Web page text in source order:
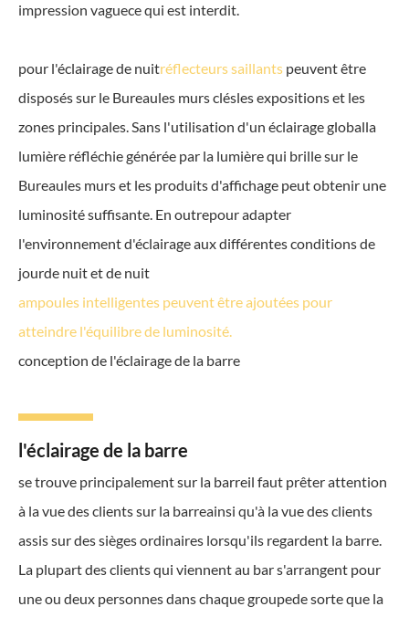
impression vaguece qui est interdit.
pour l'éclairage de nuitréflecteurs saillants peuvent être
disposés sur le Bureaules murs clésles expositions et les
zones principales. Sans l'utilisation d'un éclairage globalla
lumière réfléchie générée par la lumière qui brille sur le
Bureaules murs et les produits d'affichage peut obtenir une
luminosité suffisante. En outrepour adapter
l'environnement d'éclairage aux différentes conditions de
jourde nuit et de nuit
ampoules intelligentes peuvent être ajoutées pour
atteindre l'équilibre de luminosité.
conception de l'éclairage de la barre
l'éclairage de la barre
se trouve principalement sur la barreil faut prêter attention
à la vue des clients sur la barreainsi qu'à la vue des clients
assis sur des sièges ordinaires lorsqu'ils regardent la barre.
La plupart des clients qui viennent au bar s'arrangent pour
une ou deux personnes dans chaque groupede sorte que la